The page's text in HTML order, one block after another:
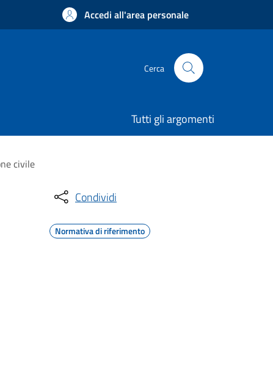
Accedi all'area personale
Cerca
Tutti gli argomenti
civile
Condividi
Normativa di riferimento